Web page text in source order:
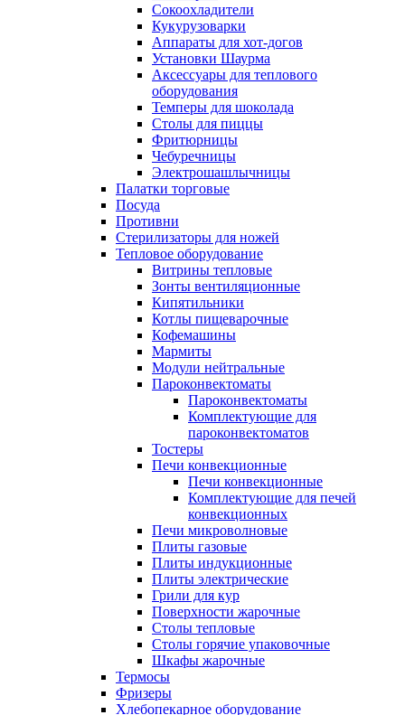
Сокоохладители
Кукурузоварки
Аппараты для хот-догов
Установки Шаурма
Аксессуары для теплового
оборудования
Темперы для шоколада
Столы для пиццы
Фритюрницы
Чебуречницы
Электрошашлычницы
Палатки торговые
Посуда
Противни
Стерилизаторы для ножей
Тепловое оборудование
Витрины тепловые
Зонты вентиляционные
Кипятильники
Котлы пищеварочные
Кофемашины
Мармиты
Модули нейтральные
Пароконвектоматы
Пароконвектоматы
Комплектующие для
пароконвектоматов
Тостеры
Печи конвекционные
Печи конвекционные
Комплектующие для печей
конвекционных
Печи микроволновые
Плиты газовые
Плиты индукционные
Плиты электрические
Грили для кур
Поверхности жарочные
Столы тепловые
Столы горячие упаковочные
Шкафы жарочные
Термосы
Фризеры
Хлебопекарное оборудование